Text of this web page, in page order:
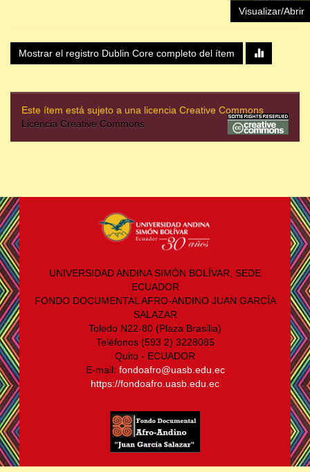
Visualizar/Abrir
Mostrar el registro Dublin Core completo del ítem
Este ítem está sujeto a una licencia Creative Commons
Licencia Creative Commons
UNIVERSIDAD ANDINA SIMÓN BOLÍVAR, SEDE
ECUADOR
FONDO DOCUMENTAL AFRO-ANDINO JUAN GARCÍA
SALAZAR
Toledo N22-80 (Plaza Brasilia)
Teléfonos (593 2) 3228085
Quito - ECUADOR
E-mail: fondoafro@uasb.edu.ec
https://fondoafro.uasb.edu.ec